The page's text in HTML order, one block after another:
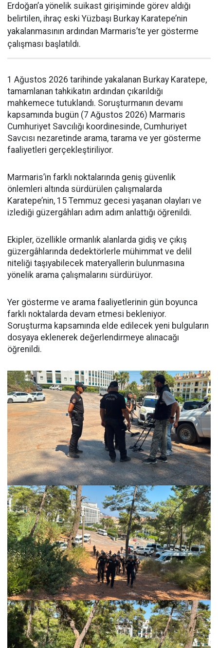
Erdoğan’a yönelik suikast girişiminde görev aldığı
belirtilen, ihraç eski Yüzbaşı Burkay Karatepe’nin
yakalanmasının ardından Marmaris’te yer gösterme
çalışması başlatıldı.
1 Ağustos 2026 tarihinde yakalanan Burkay Karatepe,
tamamlanan tahkikatın ardından çıkarıldığı
mahkemece tutuklandı. Soruşturmanın devamı
kapsamında bugün (7 Ağustos 2026) Marmaris
Cumhuriyet Savcılığı koordinesinde, Cumhuriyet
Savcısı nezaretinde arama, tarama ve yer gösterme
faaliyetleri gerçekleştiriliyor.
Marmaris’in farklı noktalarında geniş güvenlik
önlemleri altında sürdürülen çalışmalarda
Karatepe’nin, 15 Temmuz gecesi yaşanan olayları ve
izlediği güzergâhları adım adım anlattığı öğrenildi.
Ekipler, özellikle ormanlık alanlarda gidiş ve çıkış
güzergâhlarında dedektörlerle mühimmat ve delil
niteliği taşıyabilecek materyallerin bulunmasına
yönelik arama çalışmalarını sürdürüyor.
Yer gösterme ve arama faaliyetlerinin gün boyunca
farklı noktalarda devam etmesi bekleniyor.
Soruşturma kapsamında elde edilecek yeni bulguların
dosyaya eklenerek değerlendirmeye alınacağı
öğrenildi.